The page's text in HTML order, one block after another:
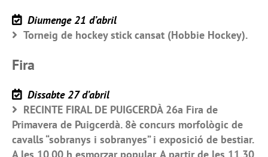
Diumenge 21 d’abril
Torneig de hockey stick cansat (Hobbie Hockey).
Fira
Dissabte 27 d’abril
RECINTE FIRAL DE PUIGCERDÀ 26a Fira de
Primavera de Puigcerdà. 8è concurs morfològic de
cavalls “sobranys i sobranyes” i exposició de bestiar.
A les 10.00 h esmorzar popular. A partir de les 11.30